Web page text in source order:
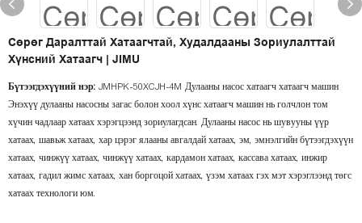
Сөрөг Даралттай Хатаагчтай, Худалдааны Зориулалттай
Хүнсний Хатаагч | JIMU
Бүтээгдэхүүний нэр: JMHPK-50XCJH-4M Дулааны насос хатаагч хатаагч машин
Энэхүү дулааны насосны загас болон хоол хүнс хатаагч машин нь голчлон том
хүчин чадлаар хатаах хэрэгцээнд зориулагдсан. Дулааны насос нь шувууны үүр
хатаах, шавьж хатаах, хар цэрэг ялааны авгалдай хатаах, эм, эмнэлгийн бүтээгдэхүүн
хатаах, чинжүү хатаах, чинжүү хатаах, кардамон хатаах, кассава хатаах, инжир
хатаах, гадил жимс хатаах, хан боргоцой хатаах, үзэм хатаах гэх мэт хэрэглээнд төгс
хатаах технологи юм.